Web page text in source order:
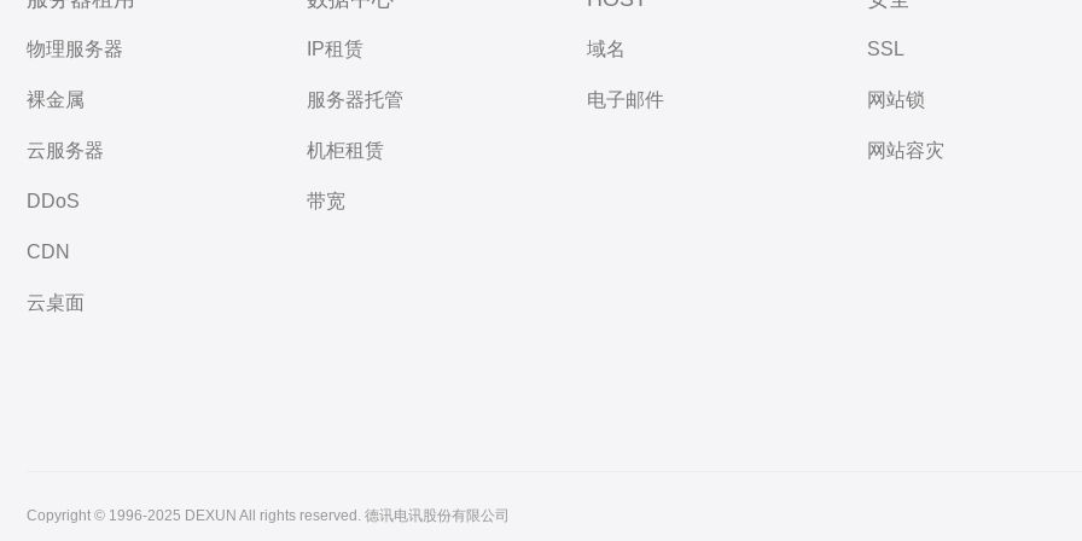
物理服务器
裸金属
云服务器
DDoS
CDN
云桌面
IP租赁
服务器托管
机柜租赁
带宽
域名
电子邮件
SSL
网站锁
网站容灾
Copyright © 1996-2025 DEXUN All rights reserved. 德讯电讯股份有限公司